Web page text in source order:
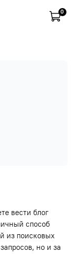
0
вести блог
способ
из поисковых
но и за